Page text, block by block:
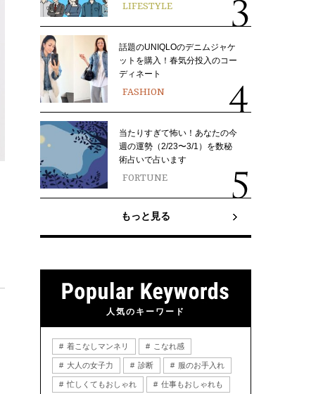
LIFESTYLE
話題のUNIQLOのデニムジャケ
ットを購入！春気分投入のコー
ディネート
FASHION
当たりすぎて怖い！あなたの今
週の運勢（2/23〜3/1）を数秘
術占いで占います
FORTUNE
もっと見る
人気のキーワード
着こなしマンネリ こなれ感
大人の女子力 診断 服のお手入れ
忙しくてもおしゃれ 仕事もおしゃれも